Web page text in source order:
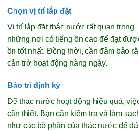
Chọn vị trí lắp đặt
Vị trí lắp đặt thác nước rất quan trọng.
những nơi có tiếng ồn cao để đạt
ồn tốt nhất. Đồng thời, cần đảm bảo
cản trở hoạt động hàng ngày.
Bảo trì định kỳ
Để thác nước hoạt động hiệu quả,
cần thiết. Bạn cần kiểm tra và làm
như các bộ phận của thác nước để